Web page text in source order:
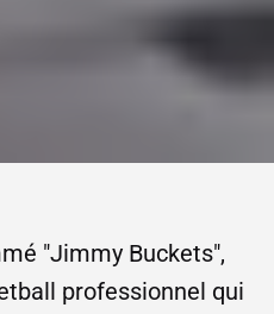
"Jimmy Buckets",
professionnel qui